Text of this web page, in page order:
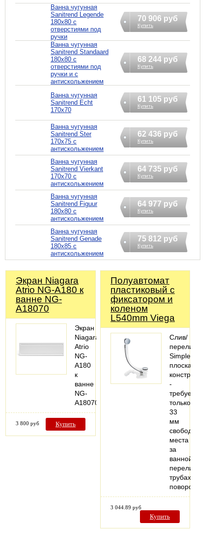
Ванна чугунная
Sanitrend Legende
180х80 с
отверстиями под
ручки
70 906 руб
Купить
Ванна чугунная
Sanitrend Standaard
180х80 с
отверстиями под
ручки и с
антискольжением
68 244 руб
Купить
Ванна чугунная
Sanitrend Echt
170х70
61 105 руб
Купить
Ванна чугунная
Sanitrend Ster
170х75 с
антискольжением
62 436 руб
Купить
Ванна чугунная
Sanitrend Vierkant
170х70 с
антискольжением
64 735 руб
Купить
Ванна чугунная
Sanitrend Figuur
180х80 с
антискольжением
64 977 руб
Купить
Ванна чугунная
Sanitrend Genade
180х85 с
антискольжением
75 812 руб
Купить
Экран Niagara
Atrio NG-A180 к
ванне NG-
A18070
Экран
Niagara
Atrio
NG-
A180
к
ванне
NG-
A18070
3 800 руб Купить
Полуавтомат
пластиковый с
фиксатором и
коленом
L540mm Viega
Слив/
перелив
Simplex
плоская
конструкция
-
требуется
только
33
мм
свободного
места
за
переливная
поворотная…
3 044.89 руб
Купить